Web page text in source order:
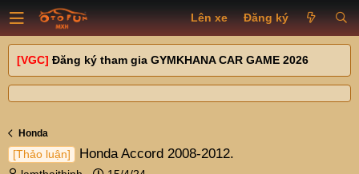
Lên xe Đăng ký
[VGC] Đăng ký tham gia GYMKHANA CAR GAME 2026
Honda
[Thảo luận] Honda Accord 2008-2012.